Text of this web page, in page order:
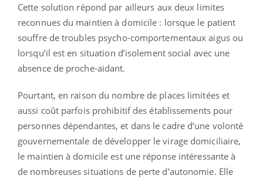
Cette solution répond par ailleurs aux deux limites
reconnues du maintien à domicile : lorsque le patient
souffre de troubles psycho-comportementaux aigus ou
lorsqu’il est en situation d’isolement social avec une
absence de proche-aidant.
Pourtant, en raison du nombre de places limitées et
aussi coût parfois prohibitif des établissements pour
personnes dépendantes, et dans le cadre d’une volonté
gouvernementale de développer le virage domiciliaire,
le maintien à domicile est une réponse intéressante à
de nombreuses situations de perte d’autonomie. Elle